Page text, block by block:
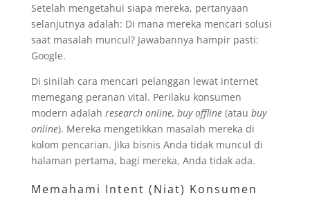
Setelah mengetahui siapa mereka, pertanyaan
selanjutnya adalah: Di mana mereka mencari solusi
saat masalah muncul? Jawabannya hampir pasti:
Google.
Di sinilah cara mencari pelanggan lewat internet
memegang peranan vital. Perilaku konsumen
modern adalah research online, buy offline(atau buy
online). Mereka mengetikkan masalah mereka di
kolom pencarian. Jika bisnis Anda tidak muncul di
halaman pertama, bagi mereka, Anda tidak ada.
Memahami Intent (Niat) Konsumen